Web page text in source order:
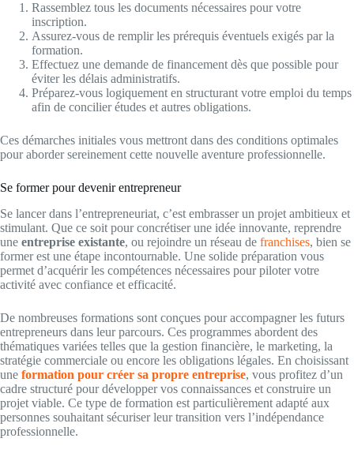
Rassemblez tous les documents nécessaires pour votre
inscription.
Assurez-vous de remplir les prérequis éventuels exigés par la
formation.
Effectuez une demande de financement dès que possible pour
éviter les délais administratifs.
Préparez-vous logiquement en structurant votre emploi du temps
afin de concilier études et autres obligations.
Ces démarches initiales vous mettront dans des conditions optimales
pour aborder sereinement cette nouvelle aventure professionnelle.
Se former pour devenir entrepreneur
Se lancer dans l’entrepreneuriat, c’est embrasser un projet ambitieux et
stimulant. Que ce soit pour concrétiser une idée innovante, reprendre
une entreprise existante, ou rejoindre un réseau de franchises, bien se
former est une étape incontournable. Une solide préparation vous
permet d’acquérir les compétences nécessaires pour piloter votre
activité avec confiance et efficacité.
De nombreuses formations sont conçues pour accompagner les futurs
entrepreneurs dans leur parcours. Ces programmes abordent des
thématiques variées telles que la gestion financière, le marketing, la
stratégie commerciale ou encore les obligations légales. En choisissant
une formation pour créer sa propre entreprise, vous profitez d’un
cadre structuré pour développer vos connaissances et construire un
projet viable. Ce type de formation est particulièrement adapté aux
personnes souhaitant sécuriser leur transition vers l’indépendance
professionnelle.